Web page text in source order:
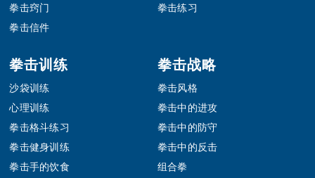
拳击窍门
拳击信件
拳击练习
拳击训练
沙袋训练
心理训练
拳击格斗练习
拳击健身训练
拳击手的饮食
拳击战略
拳击风格
拳击中的进攻
拳击中的防守
拳击中的反击
组合拳